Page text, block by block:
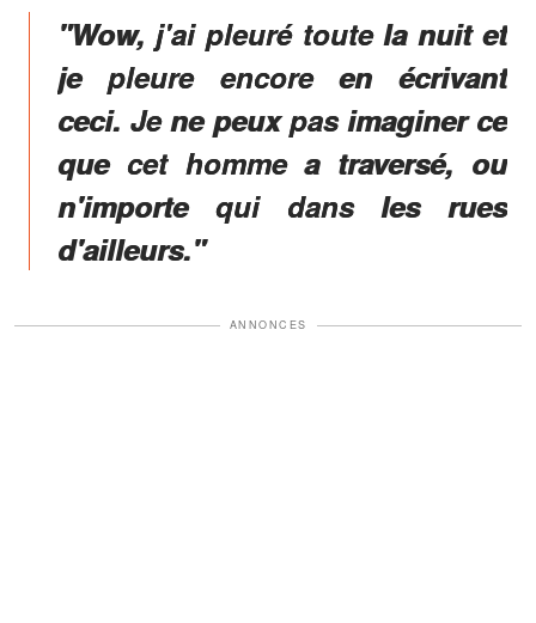
"Wow, j'ai pleuré toute la nuit et
je pleure encore en écrivant
ceci. Je ne peux pas imaginer ce
que cet homme a traversé, ou
n'importe qui dans les rues
d'ailleurs."
ANNONCES